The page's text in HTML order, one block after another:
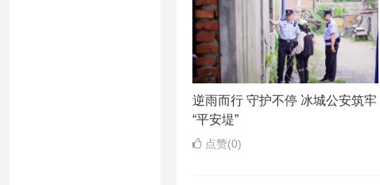
逆雨而行 守护不停 冰城公安筑牢
“平安堤”
点赞(0)